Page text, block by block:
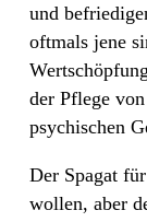
und
oftmals jene
der Pflege
psychischen
Der Spagat
wollen, aber